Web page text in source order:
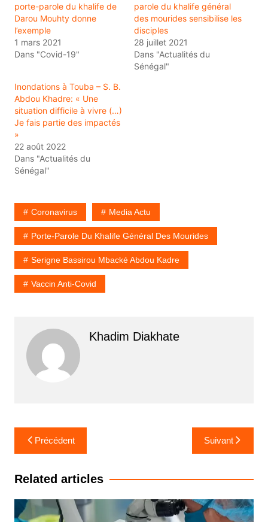
porte-parole du khalife de
Darou Mouhty donne
l’exemple
1 mars 2021
Dans "Covid-19"
parole du khalife général
des mourides sensibilise les
disciples
28 juillet 2021
Dans "Actualités du
Sénégal"
Inondations à Touba – S. B.
Abdou Khadre: « Une
situation difficile à vivre (…)
Je fais partie des impactés
»
22 août 2022
Dans "Actualités du
Sénégal"
Coronavirus Media Actu
Porte-Parole Du Khalife Général Des Mourides
Serigne Bassirou Mbacké Abdou Kadre
Vaccin Anti-Covid
Khadim Diakhate
Navigation
de
l’article
Précédent Suivant
Related articles